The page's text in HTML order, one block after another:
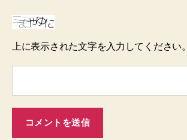
上に表示された文字を入力してください。